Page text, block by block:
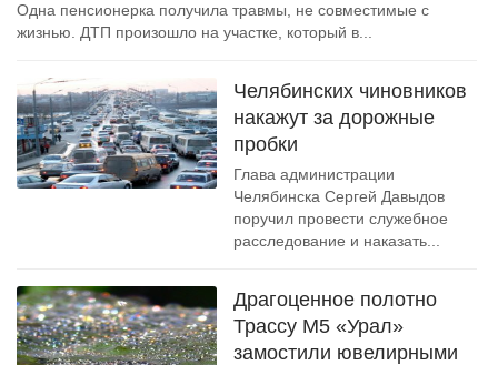
Одна пенсионерка получила травмы, не совместимые с
жизнью. ДТП произошло на участке, который в...
Челябинских чиновников
накажут за дорожные
пробки
Глава администрации
Челябинска Сергей Давыдов
поручил провести служебное
расследование и наказать...
Драгоценное полотно
Трассу М5 «Урал»
замостили ювелирными